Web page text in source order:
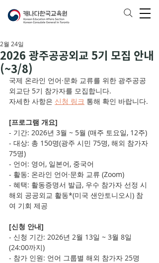
2026 광주공공외교 5기 모집 안내
(~3/8)
2월 24일
국제 온라인 언어·문화 교류를 위한 광주공공
외교단 5기 참가자를 모집합니다.
자세한 사항은 신청 링크 통해 확인 바랍니다.
[프로그램 개요]
- 기간: 2026년 3월 ~ 5월 (매주 토요일, 12주)
- 대상: 총 150명(광주 시민 75명, 해외 참가자
75명)
- 언어: 영어, 일본어, 중국어
- 활동: 온라인 언어·문화 교류 (Zoom)
- 혜택: 활동증명서 발급, 우수 참가자 선정 시
해외 공공외교 활동*(미국 샌안토니오시) 참
여 기회 제공
[신청 안내]
- 신청 기간: 2026년 2월 13일 ~ 3월 8일
(24:00까지)
- 참가 인원: 언어 그룹별 해외 참가자 25명